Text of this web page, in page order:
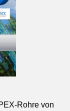
Rohre von